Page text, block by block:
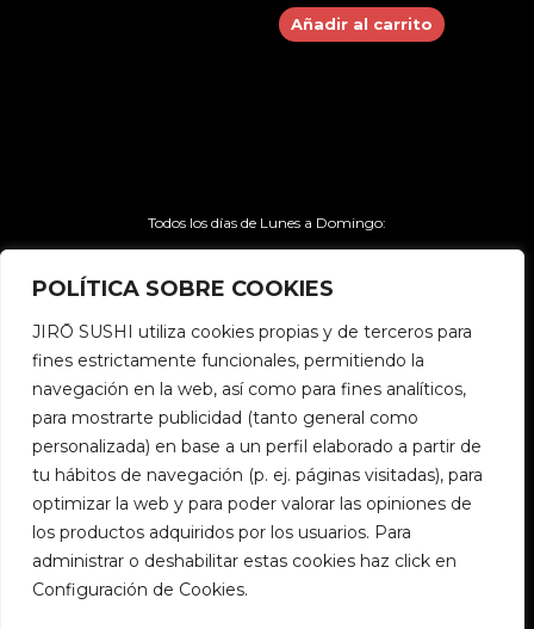
POLÍTICA SOBRE COOKIES
JIRŌ SUSHI utiliza cookies propias y de terceros para
fines estrictamente funcionales, permitiendo la
navegación en la web, así como para fines analíticos,
para mostrarte publicidad (tanto general como
personalizada) en base a un perfil elaborado a partir de
tu hábitos de navegación (p. ej. páginas visitadas), para
optimizar la web y para poder valorar las opiniones de
los productos adquiridos por los usuarios. Para
administrar o deshabilitar estas cookies haz click en
Configuración de Cookies.
Añadir al carrito
Todos los días de Lunes a Domingo:
- 13:00h - 16:30h
- 20:00h – 00:00h
Santander
633 648 266
jirosushisantander@outlook.es
Plaza de la Esperanza, 6, 39002
Granollers